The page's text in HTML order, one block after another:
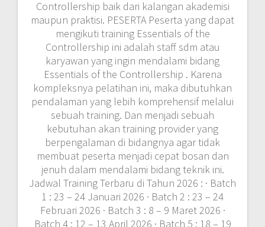
Mei 2026 · Batch 6 : 7 – 8 Juni 2026 · Batch 7 : 27
– 28 Juli 2026 · Batch 8 : 23 – 24 Agustus 2026 ·
Batch 9 : 13 – 14 September 2026 · Batch 10 : 11
– 12 Oktober 2026 · Batch 11 : 9 – 10 November
2026 · Batch 12 : 6 – 7 Desember 2026 · Batch
11 : 9 – 10 November 2026 · Batch 12 : 6 – 7
Desember 2026 Jadwal tersebut dapat
disesuaikan dengan kebutuhan calon peserta
Lokasi Pelatihan : · Yogyakarta, Hotel Dafam
Malioboro (6.000.000 IDR / participant) ·
Jakarta, Hotel Amaris Tendean (6.500.000 IDR /
participant) · Bandung, Hotel Golden Flower
(6.500.000 IDR / participant) · Bali, Hotel Ibis
Kuta (7.500.000 IDR / participant) · Lombok,
Hotel Jayakarta (7.500.000 IDR / participant)
Investasi Pelatihan tahun 2022 ini : Investasi